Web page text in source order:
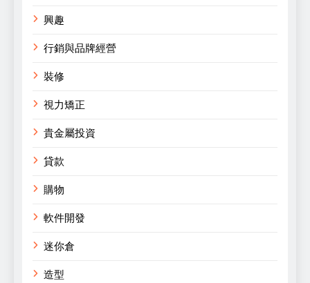
興趣
行銷與品牌經營
裝修
視力矯正
貴金屬投資
貸款
購物
軟件開發
迷你倉
造型